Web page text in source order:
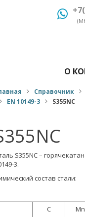
О
Справочник
EN 10149-3
S355NC
S355NC –
3.
состав стали:
C
Mn